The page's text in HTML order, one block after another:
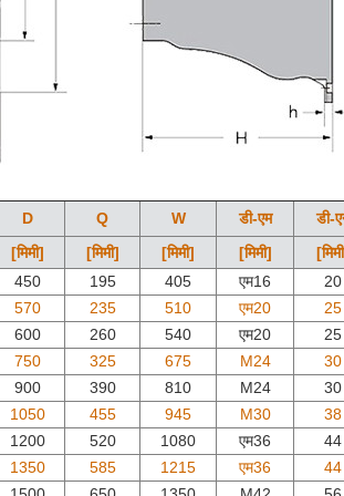
D Q W डी-एम
डी-
[मिमी] [मिमी] [मिमी] [मिमी]
450 195 405 एम16
20
570 235 510 एम20
25
600 260 540 एम20
25
750 325 675 M24
30
900 390 810 M24
30
1050 455 945 M30
38
1200 520 1080 एम36
44
1350 585 1215 एम36
44